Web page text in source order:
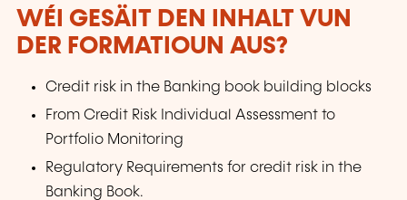
WÉI GESÄIT DEN INHALT VUN
DER FORMATIOUN AUS?
Credit risk in the Banking book building blocks
From Credit Risk Individual Assessment to
Portfolio Monitoring
Regulatory Requirements for credit risk in the
Banking Book.